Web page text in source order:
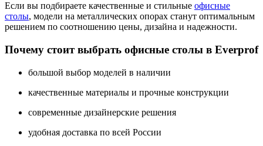
Если вы подбираете качественные и стильные офисные
столы, модели на металлических опорах станут оптимальным
решением по соотношению цены, дизайна и надежности.
Почему стоит выбрать офисные столы в Everprof
большой выбор моделей в наличии
качественные материалы и прочные конструкции
современные дизайнерские решения
удобная доставка по всей России